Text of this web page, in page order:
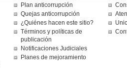
Plan anticorrupción
Quejas anticorrupción
¿Quiénes hacen este sitio?
Términos y políticas de
publicación
Notificaciones Judiciales
Planes de mejoramiento